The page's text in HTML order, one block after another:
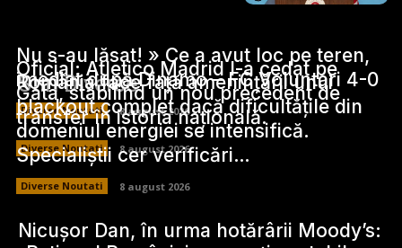
Stiri Diverse:
Nu s-au lăsat! » Ce a avut loc pe teren,
imediat după Dinamo – FC Voluntari 4-0
Diverse Noutati 8 august 2026
Oficial: Atletico Madrid l-a cedat pe
Gata, stabilind un nou precedent de
transfer în istoria națională.
Diverse Noutati 8 august 2026
România face față amenințării unui
blackout complet dacă dificultățile din
domeniul energiei se intensifică.
Specialiștii cer verificări…
Diverse Noutati 8 august 2026
Nicușor Dan, în urma hotărârii Moody’s: